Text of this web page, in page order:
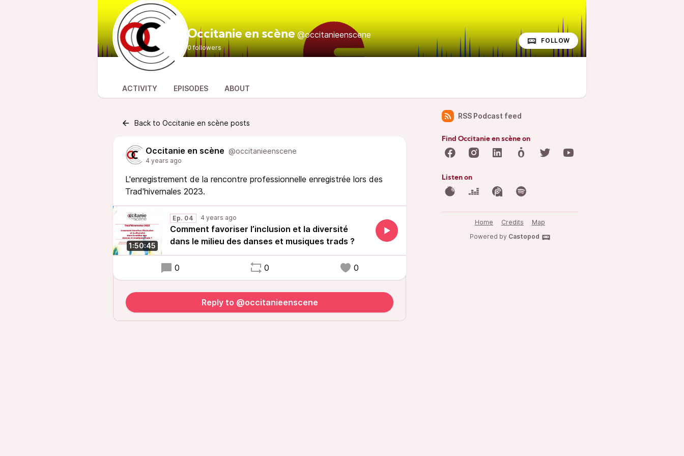
Occitanie en scène @occitanieenscene
0 followers
FOLLOW
ACTIVITY EPISODES ABOUT
Back to Occitanie en scène posts
Occitanie en scène @occitanieenscene
4 years ago
L'enregistrement de la rencontre professionnelle enregistrée lors des
Trad'hivernales 2023.
1:50:45
Ep. 04 4 years ago
Comment favoriser l’inclusion et la diversité
dans le milieu des danses et musiques trads ?
0 0 0
Reply to @occitanieenscene
RSS Podcast feed
Find Occitanie en scène on
Listen on
Home Credits
Map
Powered by Castopod